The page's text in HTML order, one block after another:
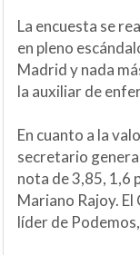
La encuesta se
en pleno
Madrid y nada
la auxiliar de
En cuanto a la
secretario
nota de 3,85, 1,6
Mariano Rajoy.
líder de